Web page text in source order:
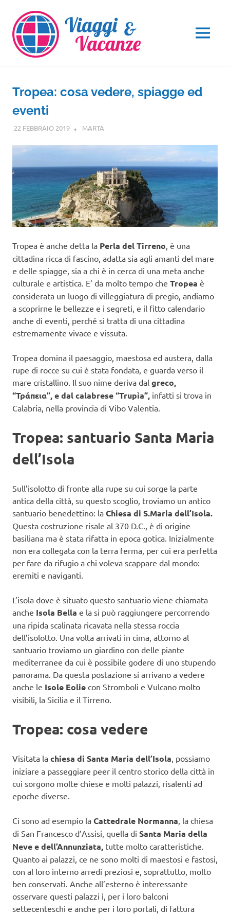
contenuto
MENU
Tropea: cosa vedere, spiagge ed
eventi
22 FEBBRAIO 2019 MARTA
Tropea è anche detta la Perla del Tirreno, è una
cittadina ricca di fascino, adatta sia agli amanti del mare
e delle spiagge, sia a chi è in cerca di una meta anche
culturale e artistica. E’ da molto tempo che Tropea è
considerata un luogo di villeggiatura di pregio, andiamo
a scoprirne le bellezze e i segreti, e il fitto calendario
anche di eventi, perché si tratta di una cittadina
estremamente vivace e vissuta.
Tropea domina il paesaggio, maestosa ed austera, dalla
rupe di rocce su cui è stata fondata, e guarda verso il
mare cristallino. Il suo nime deriva dal greco,
“Τράπεια”, e dal calabrese “Trupìa”, infatti si trova in
Calabria, nella provincia di Vibo Valentia.
Tropea: santuario Santa Maria
dell’Isola
Sull’isolotto di fronte alla rupe su cui sorge la parte
antica della città, su questo scoglio, troviamo un antico
santuario benedettino: la Chiesa di S.Maria dell’Isola.
Questa costruzione risale al 370 D.C., è di origine
basiliana ma è stata rifatta in epoca gotica. Inizialmente
non era collegata con la terra ferma, per cui era perfetta
per fare da rifugio a chi voleva scappare dal mondo:
eremiti e naviganti.
L’isola dove è situato questo santuario viene chiamata
anche Isola Bella e la si può raggiungere percorrendo
una ripida scalinata ricavata nella stessa roccia
dell’isolotto. Una volta arrivati in cima, attorno al
santuario troviamo un giardino con delle piante
mediterranee da cui è possibile godere di uno stupendo
panorama. Da questa postazione si arrivano a vedere
anche le Isole Eolie con Stromboli e Vulcano molto
visibili, la Sicilia e il Tirreno.
Tropea: cosa vedere
Visitata la chiesa di Santa Maria dell’Isola, possiamo
iniziare a passeggiare peer il centro storico della città in
cui sorgono molte chiese e molti palazzi, risalenti ad
epoche diverse.
Ci sono ad esempio la Cattedrale Normanna, la chiesa
di San Francesco d’Assisi, quella di Santa Maria della
Nevee dell’Annunziata, tutte molto caratteristiche.
Quanto ai palazzi, ce ne sono molti di maestosi e fastosi,
con al loro interno arredi preziosi e, soprattutto, molto
ben conservati. Anche all’esterno è interessante
osservare questi palazzi ì, per i loro balconi
settecenteschi e anche per i loro portali, di fattura